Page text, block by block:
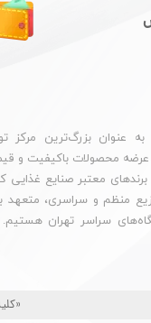
عنوان بزرگ‌ترین مرکز
عرضه محصولات باکیفیت و
برندهای معتبر صنایع
منظم و سراسری، متعهد به
سراسر تهران